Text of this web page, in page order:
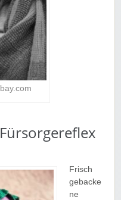
Frisch
gebacke
ne